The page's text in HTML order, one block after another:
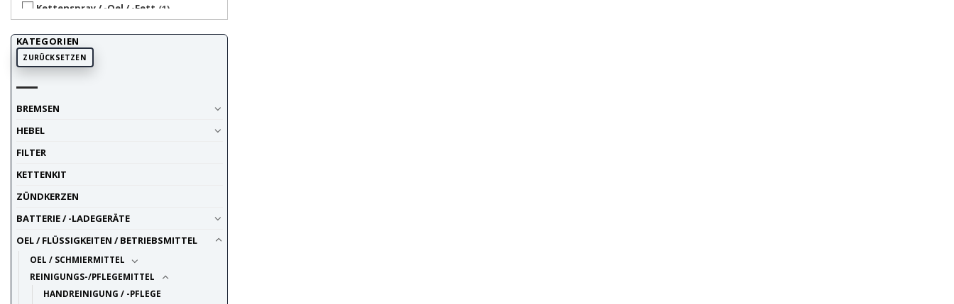
Kettenspray / -Oel / -Fett 1
Kunststoff
lackierte Materialien
Reinigungs-/Pflegemittel
Schmierspray
Selbsklebefolie
Sticker / Aufkleber
transparente Materialien
1
Insektenentferner
Zubehör / Anbauteile
KATEGORIEN
ZURÜCKSETZEN
BREMSEN
HEBEL
FILTER
KETTENKIT
ZÜNDKERZEN
BATTERIE / -LADEGERÄTE
OEL / FLÜSSIGKEITEN / BETRIEBSMITTEL
OEL / SCHMIERMITTEL
REINIGUNGS-/PFLEGEMITTEL
HANDREINIGUNG / -PFLEGE